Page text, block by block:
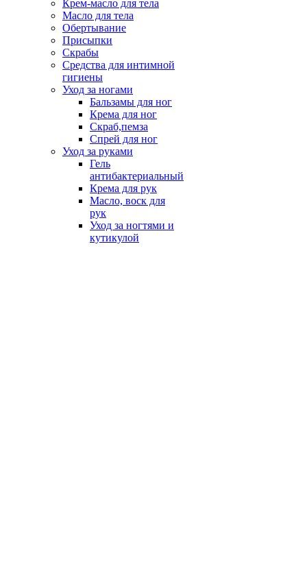
Крем-масло для тела
Масло для тела
Обертывание
Присыпки
Скрабы
Средства для интимной
гигиены
Уход за ногами
Бальзамы для ног
Крема для ног
Скраб,пемза
Спрей для ног
Уход за руками
Гель
антибактериальный
Крема для рук
Масло, воск для
рук
Уход за ногтями и
кутикулой